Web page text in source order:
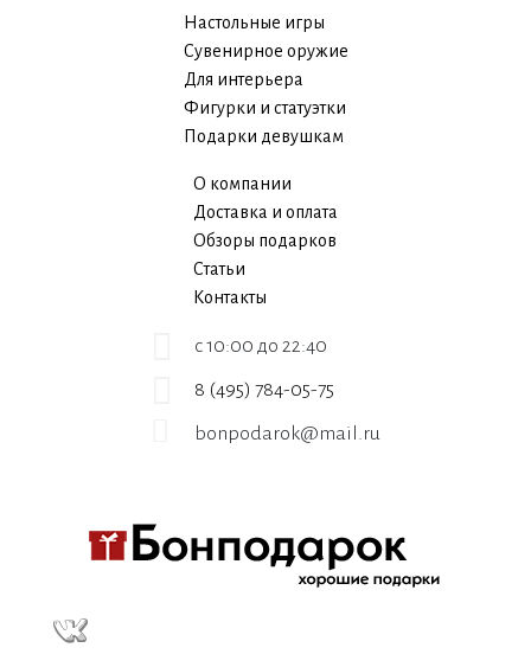
Настольные игры
Сувенирное оружие
Для интерьера
Фигурки и статуэтки
Подарки девушкам
О компании
Доставка и оплата
Обзоры подарков
Статьи
Контакты
c 10:00 до 22:40
8 (495) 784-05-75
bonpodarok@mail.ru